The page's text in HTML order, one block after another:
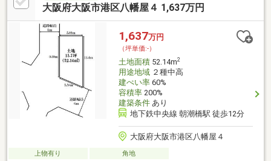
大阪府大阪市港区八幡屋４ 1,637万円
1,637万円
（坪単価:-）
土地面積52.14m2
用途地域２種中高
建ぺい率60%
容積率200%
建築条件あり
地下鉄中央線 朝潮橋駅 徒歩12分
大阪府大阪市港区八幡屋４
上物有り 角地